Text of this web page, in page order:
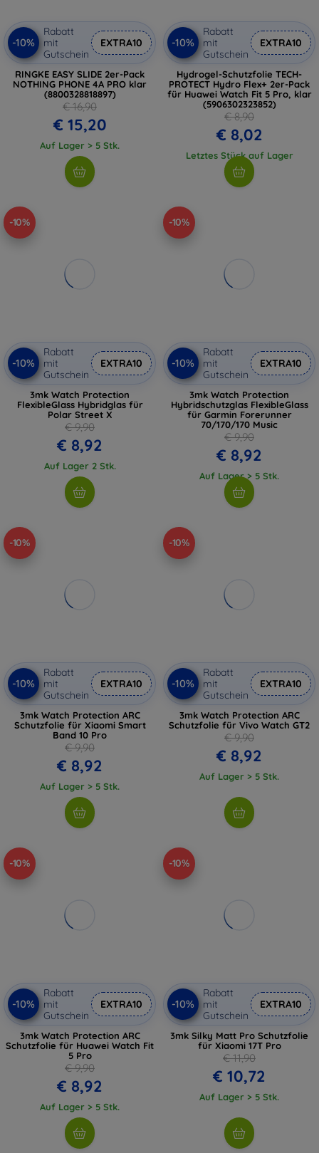
-10%
Rabatt
mit
Gutschein
EXTRA10
RINGKE EASY SLIDE 2er-Pack
NOTHING PHONE 4A PRO klar
(8800328818897)
€ 16,90
€ 15,20
Auf Lager > 5 Stk.
-10%
Rabatt
mit
Gutschein
EXTRA10
Hydrogel-Schutzfolie TECH-
PROTECT Hydro Flex+ 2er-Pack
für Huawei Watch Fit 5 Pro, klar
(5906302323852)
€ 8,90
€ 8,02
Letztes Stück auf Lager
-10%
-10%
Rabatt
mit
Gutschein
EXTRA10
3mk Watch Protection
FlexibleGlass Hybridglas für
Polar Street X
€ 9,90
€ 8,92
Auf Lager 2 Stk.
-10%
-10%
Rabatt
mit
Gutschein
EXTRA10
3mk Watch Protection
Hybridschutzglas FlexibleGlass
für Garmin Forerunner
70/170/170 Music
€ 9,90
€ 8,92
Auf Lager > 5 Stk.
-10%
-10%
Rabatt
mit
Gutschein
EXTRA10
3mk Watch Protection ARC
Schutzfolie für Xiaomi Smart
Band 10 Pro
€ 9,90
€ 8,92
Auf Lager > 5 Stk.
-10%
-10%
Rabatt
mit
Gutschein
EXTRA10
3mk Watch Protection ARC
Schutzfolie für Vivo Watch GT2
€ 9,90
€ 8,92
Auf Lager > 5 Stk.
-10%
-10%
Rabatt
mit
Gutschein
EXTRA10
3mk Watch Protection ARC
Schutzfolie für Huawei Watch Fit
5 Pro
€ 9,90
€ 8,92
Auf Lager > 5 Stk.
-10%
-10%
Rabatt
mit
Gutschein
EXTRA10
3mk Silky Matt Pro Schutzfolie
für Xiaomi 17T Pro
€ 11,90
€ 10,72
Auf Lager > 5 Stk.